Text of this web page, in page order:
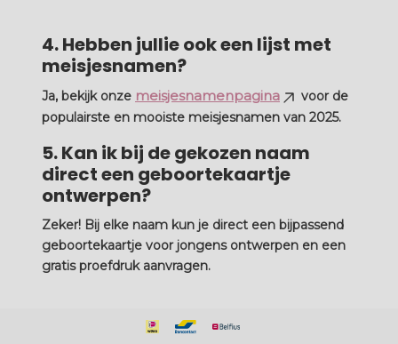
4. Hebben jullie ook een lijst met
meisjesnamen?
Ja, bekijk onze meisjesnamenpagina
voor de
populairste en mooiste meisjesnamen van 2025.
5. Kan ik bij de gekozen naam
direct een geboortekaartje
ontwerpen?
Zeker! Bij elke naam kun je direct een bijpassend
geboortekaartje voor jongensontwerpen en een
gratis proefdruk aanvragen.